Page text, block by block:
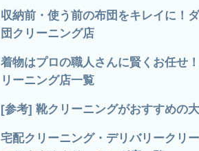
収納前・使う前の布団をキレイに！
団クリーニング店
着物はプロの職人さんに賢くお任せ
リーニング店一覧
[参考] 靴クリーニングがおすすめの
宅配クリーニング・デリバリークリ